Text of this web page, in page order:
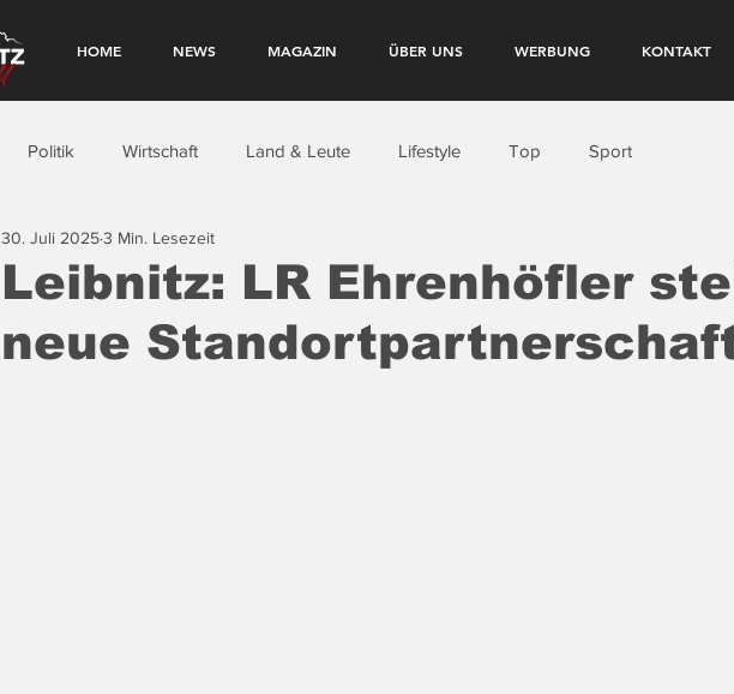
HOME NEWS MAGAZIN ÜBER UNS WERBUNG KONTAKT
Politik Wirtschaft Land & Leute Lifestyle Top Sport
Leibnitz: LR Ehrenhöfler
neue
30. Juli 20253 Min. Lesezeit